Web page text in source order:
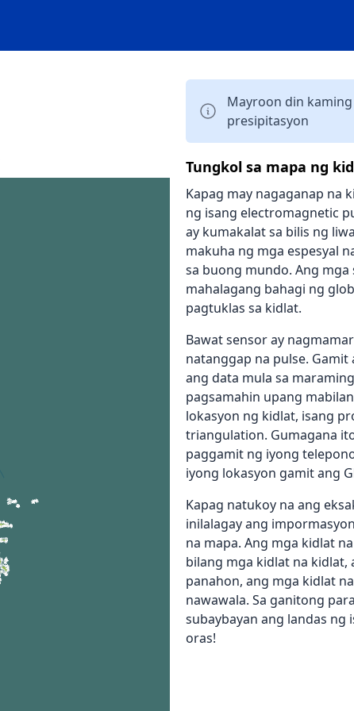
Mayroon din
presipitasyon
Tungkol sa mapa ng
Kapag may nagaganap na
ng isang electromagnetic
ay kumakalat sa bilis ng
makuha ng mga espesyal
sa buong mundo. Ang mga
mahalagang bahagi ng
pagtuklas sa kidlat.
Bawat sensor ay
natanggap na pulse.
ang data mula sa
pagsamahin upang
lokasyon ng kidlat, isang
triangulation. Gumagana
paggamit ng iyong
iyong lokasyon gamit ang
Kapag natukoy na ang
inilalagay ang
na mapa. Ang mga kidlat
bilang mga kidlat na kidlat,
panahon, ang mga kidlat
nawawala. Sa ganitong
subaybayan ang landas ng
oras!